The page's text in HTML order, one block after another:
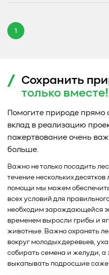
1
Сохранить
только вместе!
Помогите природе прямо
вклад в реализацию
пожертвование очень
больше.
Важно не только посадить
течение нескольких
помощи мы можем
всех условий для
необходим зарождающейся
временем выросли грибы и
животные. Важно охранять
вокруг молодых деревьев,
собирать семена и желуди, а
выкапывать подросшие